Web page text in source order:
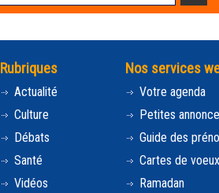
Rubriques
Actualité
Culture
Débats
Santé
Vidéos
Nos services
Votre agenda
Petites
Guide des
Cartes de voeux
Ramadan